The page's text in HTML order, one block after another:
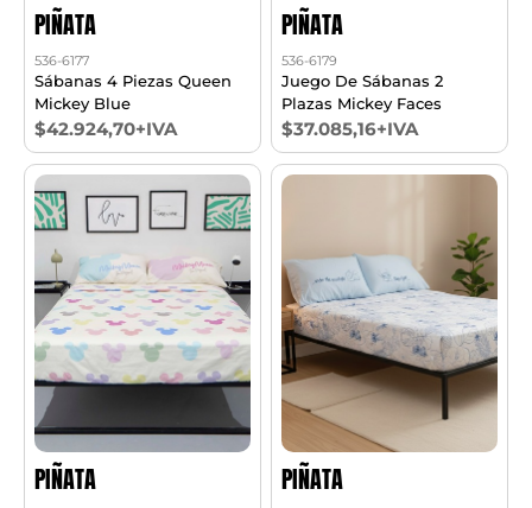
PIÑATA
536-6177
Sábanas 4 Piezas Queen
Mickey Blue
$42.924,70+IVA
PIÑATA
536-6179
Juego De Sábanas 2
Plazas Mickey Faces
$37.085,16+IVA
PIÑATA PIÑATA